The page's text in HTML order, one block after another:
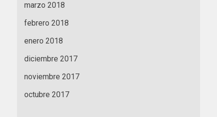
marzo 2018
febrero 2018
enero 2018
diciembre 2017
noviembre 2017
octubre 2017